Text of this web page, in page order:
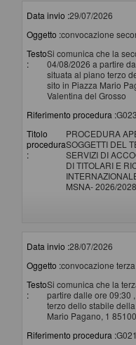
Data invio :29/07/2026
Oggetto :convocazione
Testo
:
Si comunica che la
04/08/2026 a partire
situata al piano terzo
sito in Piazza Mario
Valentina del Grosso
Riferimento procedura :
Titolo
procedura
:
PROCEDURA
SOGGETTI DEL
SERVIZI DI
DI TITOLARI E
MSNA- 2026/2028
Data invio :28/07/2026
Oggetto :convocazione
Testo
:
Si comunica che la
partire dalle ore 09:30
terzo dello stabile
Mario Pagano, 1
Riferimento procedura :